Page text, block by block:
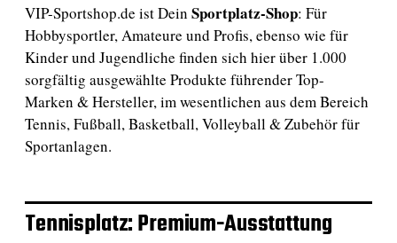
VIP-Sportshop.de ist Dein Sportplatz-Shop: Für
Hobbysportler, Amateure und Profis, ebenso wie für
Kinder und Jugendliche finden sich hier über 1.000
sorgfältig ausgewählte Produkte führender Top-
Marken & Hersteller, im wesentlichen aus dem Bereich
Tennis, Fußball, Basketball, Volleyball & Zubehör für
Sportanlagen.
Tennisplatz: Premium-Ausstattung